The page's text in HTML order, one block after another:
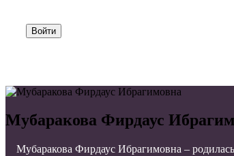
Войти
Мубаракова Фирдаус
Мубаракова Фирдаус Ибрагимовна –